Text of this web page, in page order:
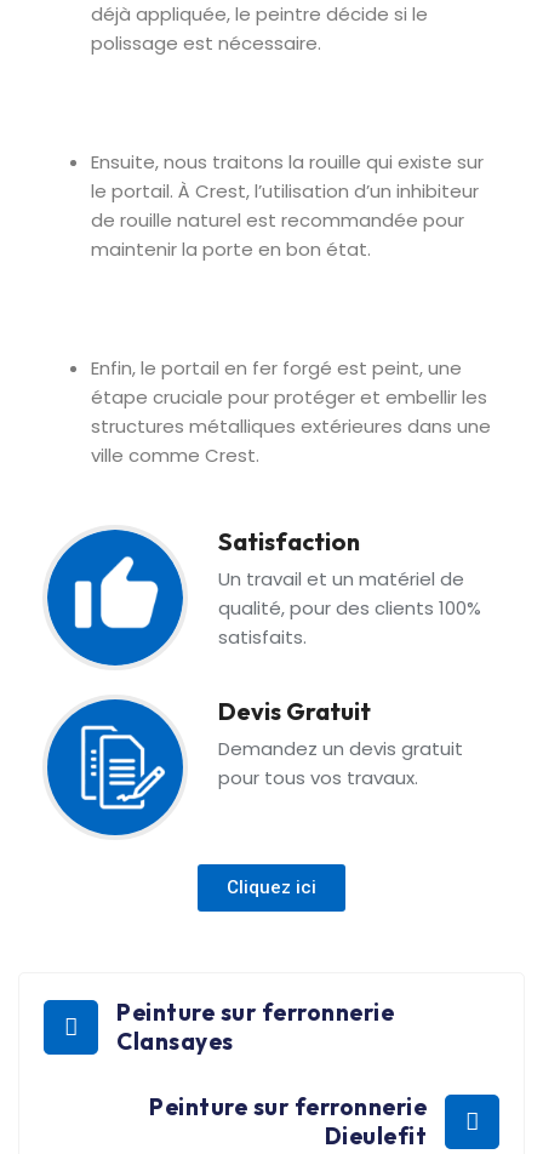
déjà appliquée, le peintre décide si le
polissage est nécessaire.
Ensuite, nous traitons la rouille qui existe sur
le portail. À Crest, l’utilisation d’un inhibiteur
de rouille naturel est recommandée pour
maintenir la porte en bon état.
Enfin, le portail en fer forgé est peint, une
étape cruciale pour protéger et embellir les
structures métalliques extérieures dans une
ville comme Crest.
Satisfaction
Un travail et un matériel de
qualité, pour des clients 100%
satisfaits.
Devis Gratuit
Demandez un devis gratuit
pour tous vos travaux.
Cliquez ici
Peinture sur ferronnerie
Clansayes
Peinture sur ferronnerie
Dieulefit